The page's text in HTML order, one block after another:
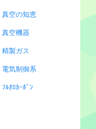
真空の知恵
真空機器
精製ガス
電気制御系
ﾌﾙｵﾛｶｰﾎﾞﾝ